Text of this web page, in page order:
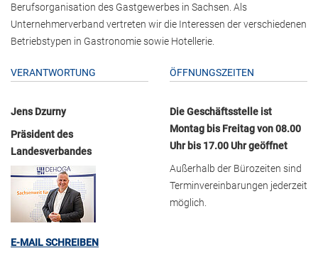
Berufsorganisation des Gastgewerbes in Sachsen. Als
Unternehmerverband vertreten wir die Interessen der verschiedenen
Betriebstypen in Gastronomie sowie Hotellerie.
VERANTWORTUNG
Jens Dzurny
Präsident des
Landesverbandes
E-MAIL SCHREIBEN
ÖFFNUNGSZEITEN
Die Geschäftsstelle ist
Montag bis Freitag von 08.00
Uhr bis 17.00 Uhr geöffnet
Außerhalb der Bürozeiten sind
Terminvereinbarungen jederzeit
möglich.